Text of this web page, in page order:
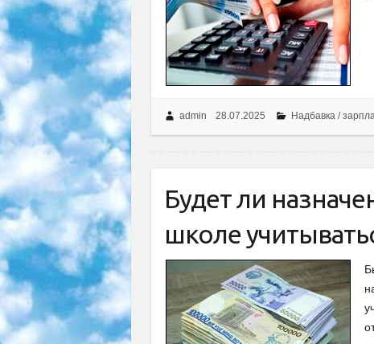
admin 28.07.2025 Надбавка /
Будет ли
школе